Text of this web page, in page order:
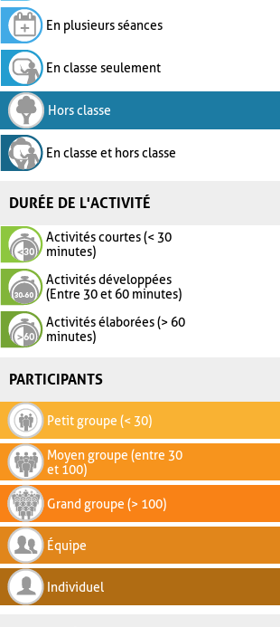
En plusieurs séances
En classe seulement
Hors classe
En classe et hors classe
DURÉE DE L'ACTIVITÉ
Activités courtes (< 30
minutes)
Activités développées
(Entre 30 et 60 minutes)
Activités élaborées (> 60
minutes)
PARTICIPANTS
Petit groupe (< 30)
Moyen groupe (entre 30
et 100)
Grand groupe (> 100)
Équipe
Individuel